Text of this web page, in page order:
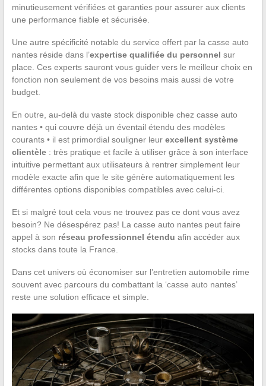
minutieusement vérifiées et garanties pour assurer aux clients
une performance fiable et sécurisée.
Une autre spécificité notable du service offert par la casse auto
nantes réside dans l’expertise qualifiée du personnel sur
place. Ces experts sauront vous guider vers le meilleur choix en
fonction non seulement de vos besoins mais aussi de votre
budget.
En outre, au-delà du vaste stock disponible chez casse auto
nantes • qui couvre déjà un éventail étendu des modèles
courants • il est primordial souligner leur excellent système
clientèle: très pratique et facile à utiliser grâce à son interface
intuitive permettant aux utilisateurs à rentrer simplement leur
modèle exacte afin que le site génère automatiquement les
différentes options disponibles compatibles avec celui-ci.
Et si malgré tout cela vous ne trouvez pas ce dont vous avez
besoin? Ne désespérez pas! La casse auto nantes peut faire
appel à son réseau professionnel étendu afin accéder aux
stocks dans toute la France.
Dans cet univers où économiser sur l’entretien automobile rime
souvent avec parcours du combattant la ‘casse auto nantes’
reste une solution efficace et simple.